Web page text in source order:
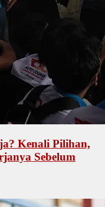
Kenali Pilihan,
Sebelum